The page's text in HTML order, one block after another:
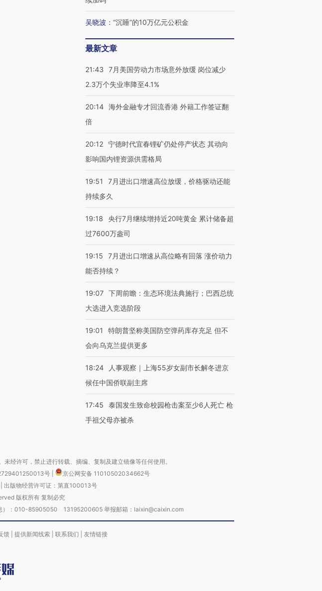
吴晓波 ： “沉睡”的10万亿元公积金
最新文章
21:43
7月美国劳动力市场意外放缓 岗位减少
2.3万个失业率降至4.1%
20:14 海外金融专才回流香港 外籍工作签证翻
倍
20:12 宁德时代宜春锂矿仍处停产状态 其动向
影响国内锂资源供需格局
19:51
7月进出口增速高位放缓，价格驱动还能
持续多久
19:18
央行7月继续增持近20吨黄金 累计储备超
过7600万盎司
19:15
7月进出口增速从高位略有回落 涨价动力
能否持续？
19:07 下周前瞻：生态环境法典施行；巴西总统
大选进入竞选阶段
19:01
特朗普坚称美国防空弹药库存充足 但不
会向乌克兰提供更多
18:24
人事观察｜上海55岁女副市长解冬进京
候任中国侨联副主席
17:45
泰国发生致命校园枪击案至少6人死亡 枪
手祖父母亦被杀
经许可，禁止进行转载、摘编、复制及建立镜像等任何使用。
号
京公网安备 11010502034662号
出版物经营许可证：第直100013号
版权所有 复制必究
）：010-85905050 13195200605 举报邮箱：laixin@caixin.com
馈 提供新闻线索 联系我们 友情链接